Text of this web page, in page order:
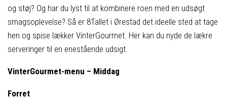
og støj? Og har du lyst til at kombinere roen med en udsøgt
smagsoplevelse? Så er 8Tallet i Ørestad det ideelle sted at tage
hen og spise lækker VinterGourmet. Her kan du nyde de lækre
serveringer til en enestående udsigt.
VinterGourmet-menu – Middag
Forret